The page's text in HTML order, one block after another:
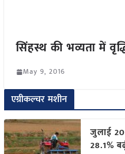
सिंहस्थ की भव्यता में
May 9, 2016
एग्रीकल्चर मशीन
जुलाई
28.1%